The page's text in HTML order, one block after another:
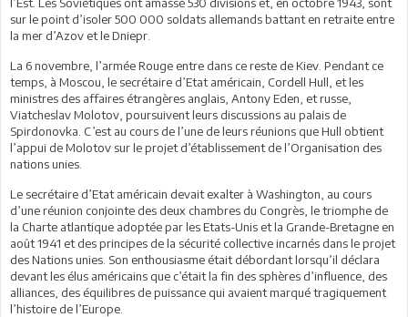
sur le point d’isoler 500 000 soldats allemands battant en retraite entre
la mer d’Azov et le Dniepr.
La 6 novembre, l’armée Rouge entre dans ce reste de Kiev. Pendant ce
temps, à Moscou, le secrétaire d’Etat américain, Cordell Hull, et les
ministres des affaires étrangères anglais, Antony Eden, et russe,
Viatcheslav Molotov, poursuivent leurs discussions au palais de
Spirdonovka. C’est au cours de l’une de leurs réunions que Hull obtient
l’appui de Molotov sur le projet d’établissement de l’Organisation des
nations unies.
Le secrétaire d’Etat américain devait exalter à Washington, au cours
d’une réunion conjointe des deux chambres du Congrès, le triomphe de
la Charte atlantique adoptée par les Etats-Unis et la Grande-Bretagne en
août 1941 et des principes de la sécurité collective incarnés dans le projet
des Nations unies. Son enthousiasme était débordant lorsqu’il déclara
devant les élus américains que c’était la fin des sphères d’influence, des
alliances, des équilibres de puissance qui avaient marqué tragiquement
l’histoire de l’Europe.